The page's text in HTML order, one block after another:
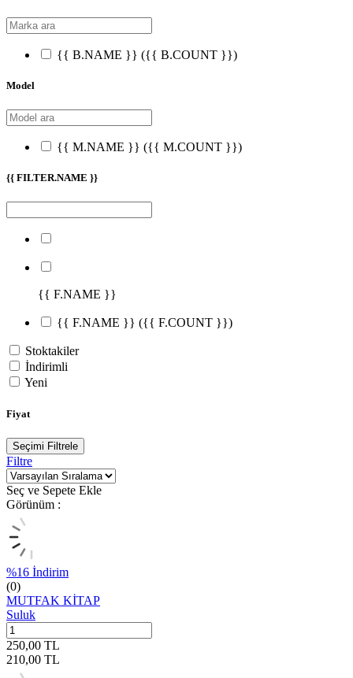
{{ B.NAME }} ({{ B.COUNT }})
Model
{{ M.NAME }} ({{ M.COUNT }})
{{ FILTER.NAME }}
{{ F.NAME }}
{{ F.NAME }} ({{ F.COUNT }})
Stoktakiler
İndirimli
Yeni
Fiyat
Seçimi Filtrele
Filtre
Seç ve Sepete Ekle
Görünüm :
%16 İndirim
(0)
MUTFAK KİTAP
Suluk
250,00 TL
210,00 TL